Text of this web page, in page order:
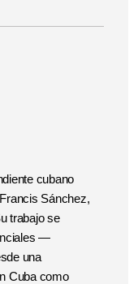
cubano
Sánchez,
trabajo se
—
una
Cuba como